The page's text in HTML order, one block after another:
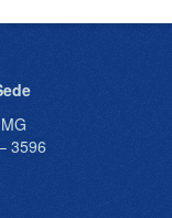
3596